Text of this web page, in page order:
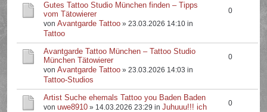
Gutes Tattoo Studio München finden – Tipps
vom Tätowierer
vonAvantgarde Tattoo » 23.03.2026 14:10 in
Tattoo
0
Avantgarde Tattoo München – Tattoo Studio
München Tätowierer
vonAvantgarde Tattoo » 23.03.2026 14:03 in
Tattoo-Studios
0
Artist Suche ehemals Tattoo you Baden Baden
vonuwe8910 » 14.03.2026 23:29 inJuhuuu!!! ich
0